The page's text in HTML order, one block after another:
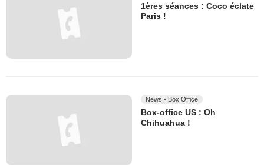
1ères séances : Coco éclate
Paris !
News - Box Office
Box-office US : Oh
Chihuahua !